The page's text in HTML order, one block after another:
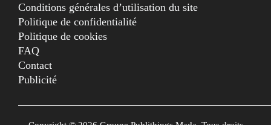
Conditions générales d’utilisation du site
Politique de confidentialité
Politique de cookies
FAQ
Contact
Publicité